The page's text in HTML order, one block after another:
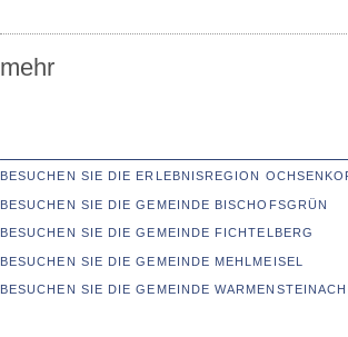
mehr
BESUCHEN SIE DIE ERLEBNISREGION
BESUCHEN SIE DIE GEMEINDE BISCHOFSGRÜN
BESUCHEN SIE DIE GEMEINDE FICHTELBERG
BESUCHEN SIE DIE GEMEINDE MEHLMEISEL
BESUCHEN SIE DIE GEMEINDE WARMENSTEINACH